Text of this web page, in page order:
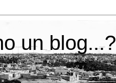
un blog...?